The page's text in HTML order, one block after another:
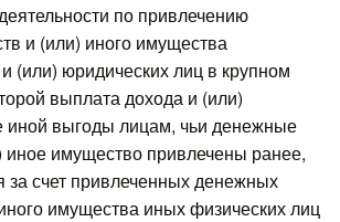
по привлечению
и (или) иного имущества
(или) юридических лиц в крупном
выплата дохода и (или)
иной выгоды лицам, чьи денежные
иное имущество привлечены ранее,
за счет привлеченных денежных
имущества иных физических лиц